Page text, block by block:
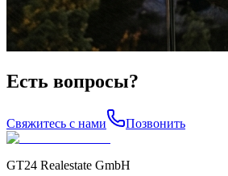
Есть вопросы?
Свяжитесь с нами Позвонить
GT24 Realestate GmbH